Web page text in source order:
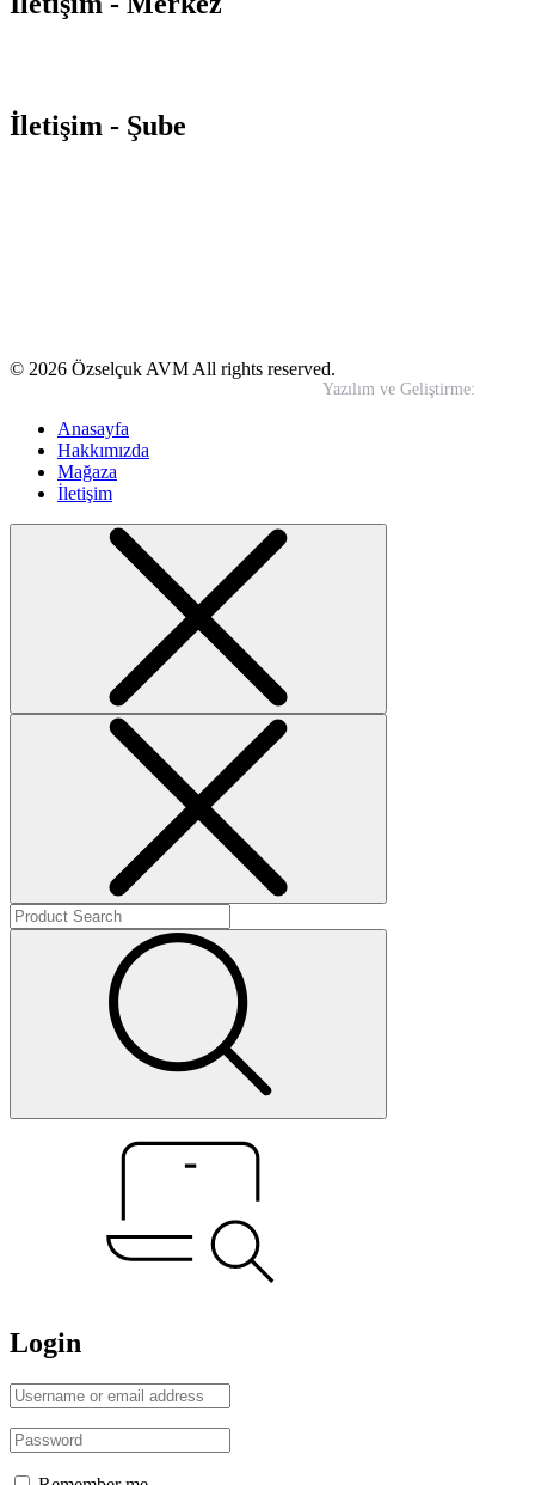
İletişim - Şube
© 2026 Özselçuk AVM All rights reserved.
Yazılım ve Geliştirme:
Anasayfa
Hakkımızda
Mağaza
İletişim
Login